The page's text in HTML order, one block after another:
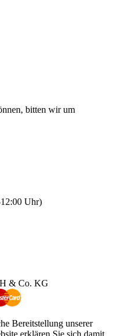
bitten wir um
Uhr)
& Co. KG
Bereitstellung unserer